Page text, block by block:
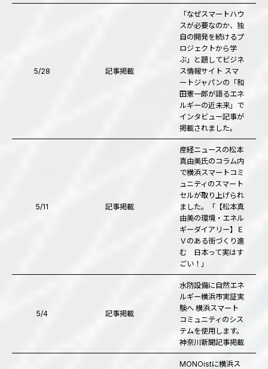
5/28 記事掲載
「なぜスマートハウ
スが必要なのか、独
自の開発を続けるプ
ロジェクトから学
ぶ」と題してビジネ
ス情報サイト スマ
ートジャパンの「和
田憲一郎が語るエネ
ルギーの近未来」で
インタビュー記事が
掲載されました。
5/11 記事掲載
産経ニュースの松本
真由美氏のコラム内
で横浜スマートコミ
ュニティのスマート
セルが取り上げられ
ました。「【松本真
由美の環境・エネル
ギーダイアリー】Ｅ
Ｖのある街づくり進
む 日本って実はす
ごい！」
5/4 記事掲載
水防設備に自然エネ
ルギー横浜市実証実
験へ 横浜スマート
コミュニティのシス
テムを使用します。
神奈川新聞記事掲載
MONOistに横浜ス